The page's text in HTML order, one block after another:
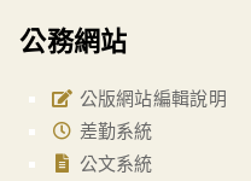
公務網站
公版網站編輯說明
差勤系統
公文系統